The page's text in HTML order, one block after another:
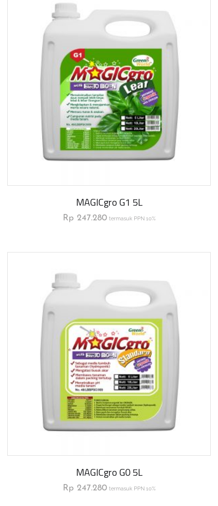
MAGICgro G1 5L
Rp 247.280 termasuk PPN 10%
MAGICgro G0 5L
Rp 247.280 termasuk PPN 10%